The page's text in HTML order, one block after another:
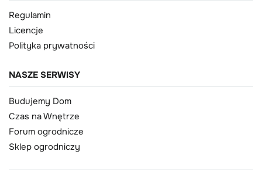
Regulamin
Licencje
Polityka prywatności
NASZE SERWISY
Budujemy Dom
Czas na Wnętrze
Forum ogrodnicze
Sklep ogrodniczy